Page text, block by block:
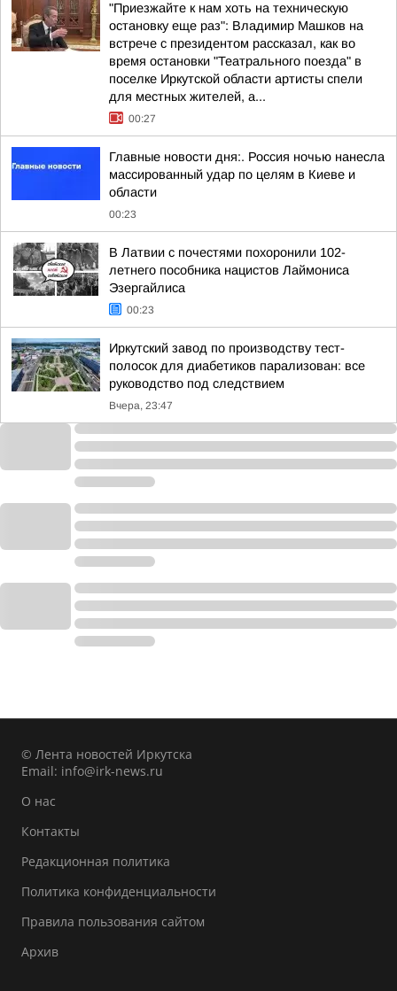
"Приезжайте к нам хоть на техническую
остановку еще раз": Владимир Машков на
встрече с президентом рассказал, как во
время остановки "Театрального поезда" в
поселке Иркутской области артисты спели
для местных жителей, а...
00:27
Главные новости дня:. Россия ночью нанесла
массированный удар по целям в Киеве и
области
00:23
В Латвии с почестями похоронили 102-
летнего пособника нацистов Лаймониса
Эзергайлиса
00:23
Иркутский завод по производству тест-
полосок для диабетиков парализован: все
руководство под следствием
Вчера, 23:47
© Лента новостей Иркутска
Email: info@irk-news.ru
О нас
Контакты
Редакционная политика
Политика конфиденциальности
Правила пользования сайтом
Архив